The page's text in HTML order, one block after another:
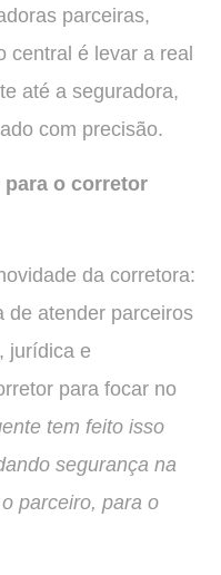
parceiras,
central é levar a real
até a seguradora,
com precisão.
para o corretor
da corretora:
de atender parceiros
jurídica e
para focar no
tem feito isso
segurança na
parceiro, para o